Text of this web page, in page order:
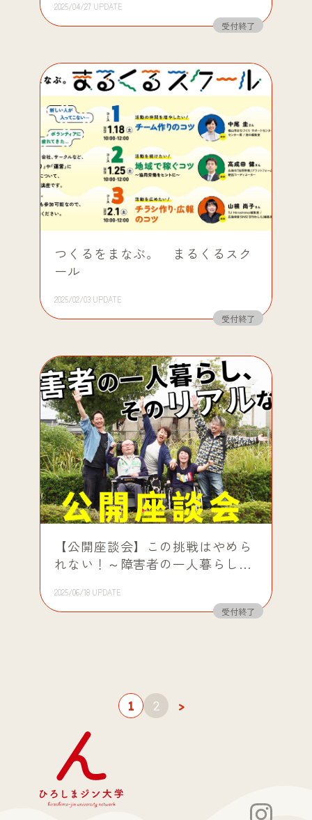
2025/04/27 UPDATE
受付終了
つくるをまなぶ。 まるくるスク
ール
2025/02/03 UPDATE
受付終了
【公開座談会】この挑戦はやめら
れない！～障害者の一人暮らし、
して！私たち、呉市で一人暮らし
をしている障害者とその介助者で
2025/06/18 UPDATE
受付終了
1 2 >